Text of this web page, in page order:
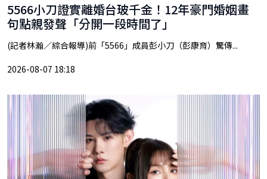
5566小刀證實離婚台玻千金！12年豪門婚姻畫
句點親發聲「分開一段時間了」
(記者林瀚／綜合報導)前「5566」成員彭小刀（彭康育）驚傳...
2026-08-07 18:18